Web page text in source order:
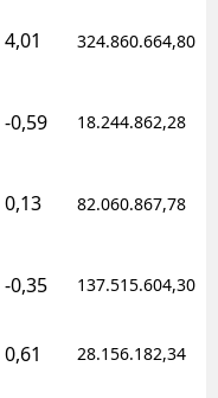
4,01 324.860.664,80
-0,59 18.244.862,28
0,13 82.060.867,78
-0,35 137.515.604,30
0,61 28.156.182,34